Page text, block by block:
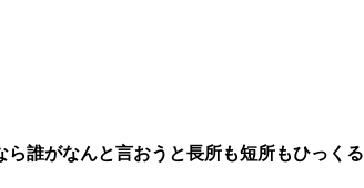
誰がなんと言おうと長所も短所もひっくる